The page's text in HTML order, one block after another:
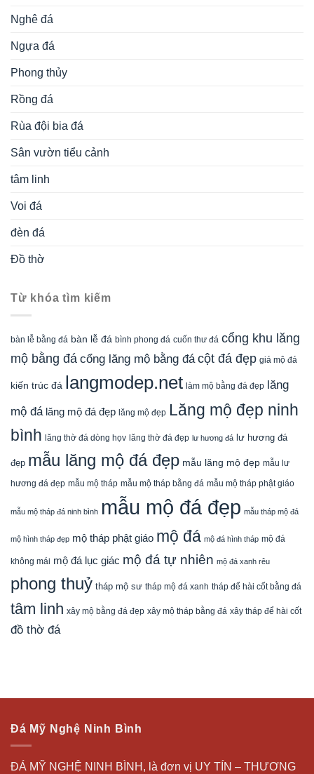
Nghê đá
Ngựa đá
Phong thủy
Rồng đá
Rùa đội bia đá
Sân vườn tiểu cảnh
tâm linh
Voi đá
đèn đá
Đồ thờ
Từ khóa tìm kiếm
bàn lễ bằng đá bàn lễ đá bình phong đá cuốn thư đá cổng khu lăng
mộ bằng đá cổng lăng mộ bằng đá cột đá đẹp giá mộ đá
kiến trúc đá langmodep.net làm mộ bằng đá đẹp lăng
mộ đá lăng mộ đá đẹp lăng mộ đẹp Lăng mộ đẹp ninh
bình lăng thờ đá dòng họv lăng thờ đá đẹp lư hương đá lư hương đá
đẹp mẫu lăng mộ đá đẹp mẫu lăng mộ đẹp mẫu lư
hương đá đẹp mẫu mộ tháp mẫu mộ tháp bằng đá mẫu mộ tháp phật giáo
mẫu mộ tháp đá ninh bình mẫu mộ đá đẹp mẫu tháp mộ đá
mộ hình tháp đẹp mộ tháp phật giáo mộ đá mộ đá hình tháp mộ đá
không mái mộ đá lục giác mộ đá tự nhiên mộ đá xanh rêu
phong thuỷ tháp mộ sư tháp mộ đá xanh tháp để hài cốt bằng đá
tâm linh xây mộ bằng đá đẹp xây mộ tháp bằng đá xây tháp để hài cốt
đồ thờ đá
Đá Mỹ Nghệ Ninh Bình
ĐÁ MỸ NGHỆ NINH BÌNH, là đơn vị UY TÍN – THƯƠNG